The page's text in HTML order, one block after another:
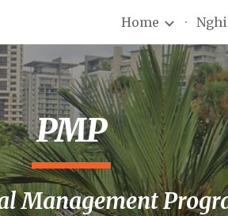
Skip to
Home
PMP
Management